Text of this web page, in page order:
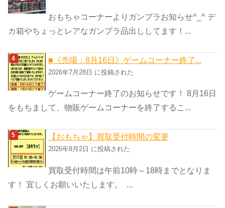
おもちゃコーナーよりガンプラお知らせ^_^ デ
カ箱やちょっとレアなガンプラ品出ししてます！...
■《売場：8月16日》ゲームコーナー終了...
2026年7月28日 に投稿された
ゲームコーナー終了のお知らせです！ 8月16日
をもちまして、物販ゲームコーナーを終了するこ...
【おもちゃ】買取受付時間の変更
2026年8月2日 に投稿された
買取受付時間は午前10時～18時までとなりま
す！ 宜しくお願いいたします。 ...